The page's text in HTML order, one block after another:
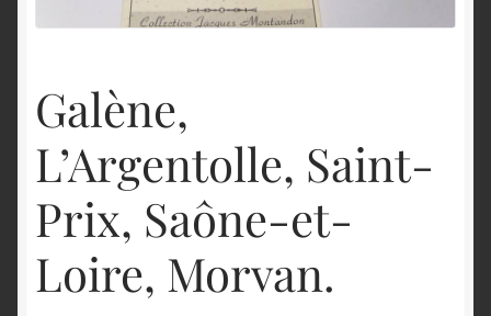
Galène,
L’Argentolle, Saint-
Prix, Saône-et-
Loire, Morvan.